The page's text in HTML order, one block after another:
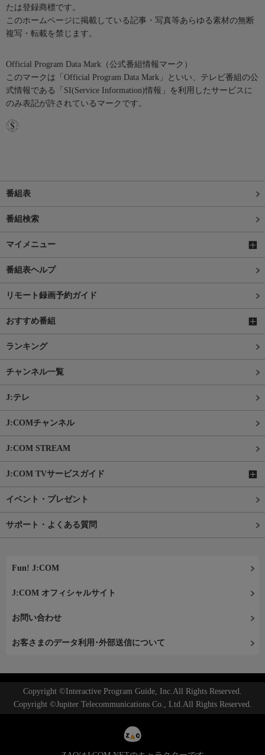
たは登録商標です。
このホームページに掲載している記事・写真等あらゆる素材の無断
複写・転載を禁じます。
Official Program Data Mark（公式番組情報マーク）
このマークは「Official Program Data Mark」といい、テレビ番組の公
式情報である「SI(Service Information)情報」を利用したサービスに
のみ表記が許されているマークです。
番組表
番組検索
マイメニュー
番組表ヘルプ
リモート録画予約ガイド
おすすめ番組
ランキング
チャンネル一覧
J:テレ
J:COMチャンネル
J:COM STREAM
J:COM TVサービスガイド
イベント・プレゼント
サポート・よくある質問
Fun! J:COM
J:COM オフィシャルサイト
お問い合わせ
お客さまのデータ利用･外部送信について
Copyright ©Interactive Program Guide, Inc.All Rights Reserved.
Copyright ©Jupiter Telecommunications Co., Ltd.All Rights Reserved.